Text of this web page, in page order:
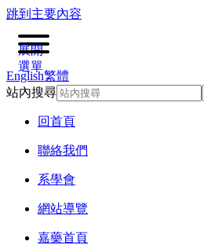
跳到主要內容
展開
選單
English繁體
站內搜尋
回首頁
聯絡我們
系學會
網站導覽
嘉藥首頁